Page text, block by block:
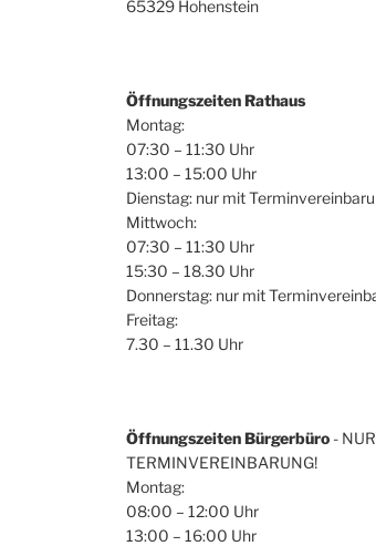
65329 Hohenstein
Öffnungszeiten Rathaus
Montag:
07:30 – 11:30 Uhr
13:00 – 15:00 Uhr
Dienstag: nur mit
Mittwoch:
07:30 – 11:30 Uhr
15:30 – 18.30 Uhr
Donnerstag: nur mit
Freitag:
7.30 – 11.30 Uhr
Öffnungszeiten Bürgerbüro -
TERMINVEREINBARUNG!
Montag:
08:00 – 12:00 Uhr
13:00 – 16:00 Uhr